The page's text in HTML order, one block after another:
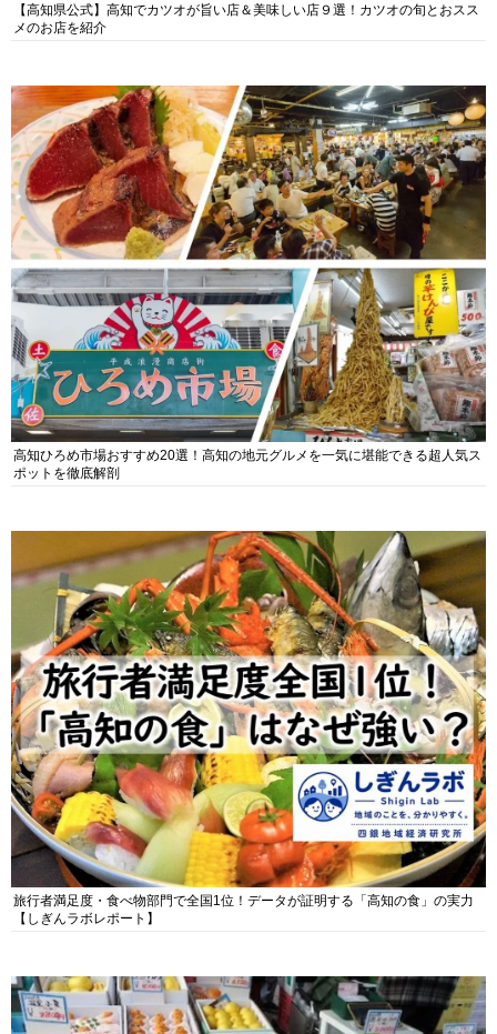
高知ひろめ市場おすすめ20選！高知の地元グルメを一気に堪能できる超人気ス
ポットを徹底解剖
旅行者満足度・食べ物部門で全国1位！データが証明する「高知の食」の実力
【しぎんラボレポート】